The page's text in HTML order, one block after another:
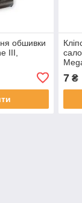
обшивки
III,
7 ₴